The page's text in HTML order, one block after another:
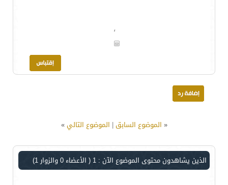
،
« الموضوع السابق| الموضوع التالي»
الذين يشاهدون محتوى الموضوع الآن : 1 ( الأعضاء 0 والزوار 1)